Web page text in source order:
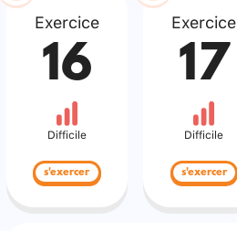
Exercice
16
Difficile
s'exercer
Exercice
17
Difficile
s'exercer